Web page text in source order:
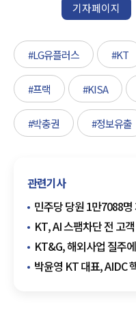
기자페이지
#LG유플러스 #KT
#프랙 #KISA
#박충권 #정보유출
관련기사
민주당 당원 1만7088
지나 인지
KT, AI 스팸차단 전 고
KT&G, 해외사업 질주
4분기 연속 두 자릿수
박윤영 KT 대표, AIDC